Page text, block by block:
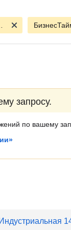
запросу.
по вашему